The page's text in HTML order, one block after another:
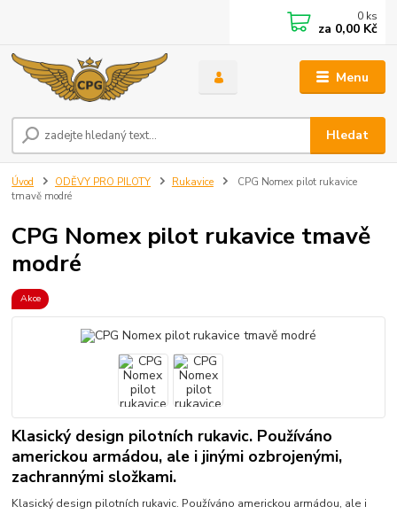
Menu
Hledat
0 ks
za 0,00 Kč
Úvod ODĚVY PRO PILOTY Rukavice
CPG Nomex pilot rukavice
tmavě modré
CPG Nomex pilot rukavice tmavě
modré
Akce
Klasický design pilotních rukavic. Používáno
americkou armádou, ale i jinými ozbrojenými,
zachrannými složkami.
Klasický design pilotních rukavic. Používáno americkou armádou, ale i